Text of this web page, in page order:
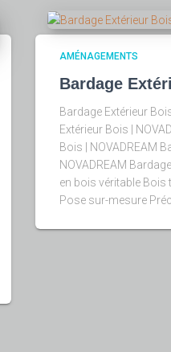
AMÉNAGEMENTS
Bardage
Bardage Extérieur
Extérieur Bois |
Bois | NOVADREAM
NOVADREAM
en bois véritable Bois
Pose sur-mesure